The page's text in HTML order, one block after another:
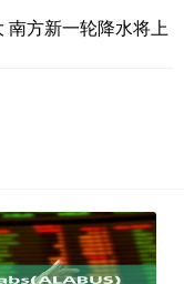
南方新一轮降水将上